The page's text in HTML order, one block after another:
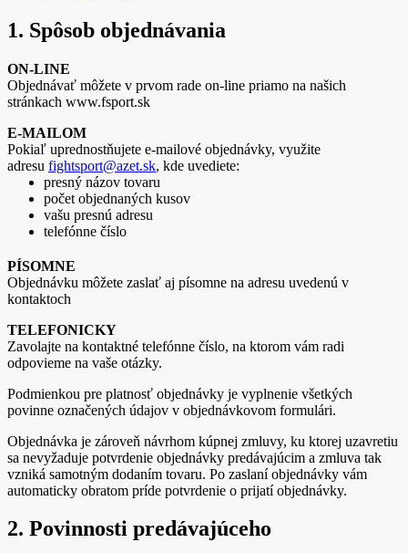
1. Spôsob objednávania
ON-LINE
Objednávať môžete v prvom rade on-line priamo na našich
stránkach www.fsport.sk
E-MAILOM
Pokiaľ uprednostňujete e-mailové objednávky, využite
adresu fightsport@azet.sk, kde uvediete:
presný názov tovaru
počet objednaných kusov
vašu presnú adresu
telefónne číslo
PÍSOMNE
Objednávku môžete zaslať aj písomne na adresu uvedenú v
kontaktoch
TELEFONICKY
Zavolajte na kontaktné telefónne číslo, na ktorom vám radi
odpovieme na vaše otázky.
Podmienkou pre platnosť objednávky je vyplnenie všetkých
povinne označených údajov v objednávkovom formulári.
Objednávka je zároveň návrhom kúpnej zmluvy, ku ktorej uzavretiu
sa nevyžaduje potvrdenie objednávky predávajúcim a zmluva tak
vzniká samotným dodaním tovaru. Po zaslaní objednávky vám
automaticky obratom príde potvrdenie o prijatí objednávky.
2. Povinnosti predávajúceho